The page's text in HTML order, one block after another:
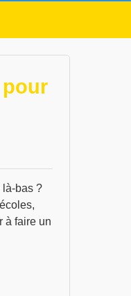
là-bas ?
à faire un